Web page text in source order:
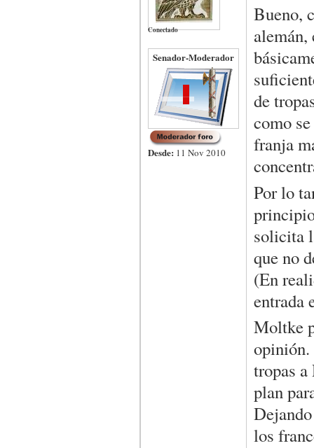
Conectado
Senador-Moderador
Desde: 11 Nov 2010
Bueno,
de
como
franja
Por lo
solicita
que no
(En
entrada
Moltke
opinión.
tropas a
plan
los